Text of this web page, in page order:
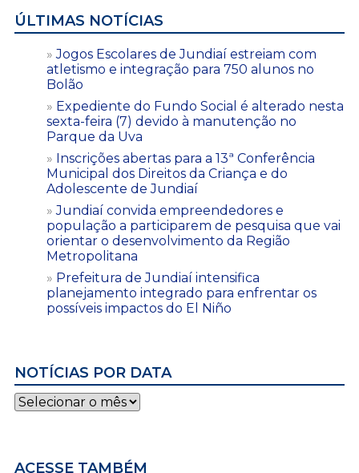
ÚLTIMAS NOTÍCIAS
Jogos Escolares de Jundiaí estreiam com
atletismo e integração para 750 alunos no
Bolão
Expediente do Fundo Social é alterado nesta
sexta-feira (7) devido à manutenção no
Parque da Uva
Inscrições abertas para a 13ª Conferência
Municipal dos Direitos da Criança e do
Adolescente de Jundiaí
Jundiaí convida empreendedores e
população a participarem de pesquisa que vai
orientar o desenvolvimento da Região
Metropolitana
Prefeitura de Jundiaí intensifica
planejamento integrado para enfrentar os
possíveis impactos do El Niño
NOTÍCIAS POR DATA
Notícias
por
ACESSE TAMBÉM